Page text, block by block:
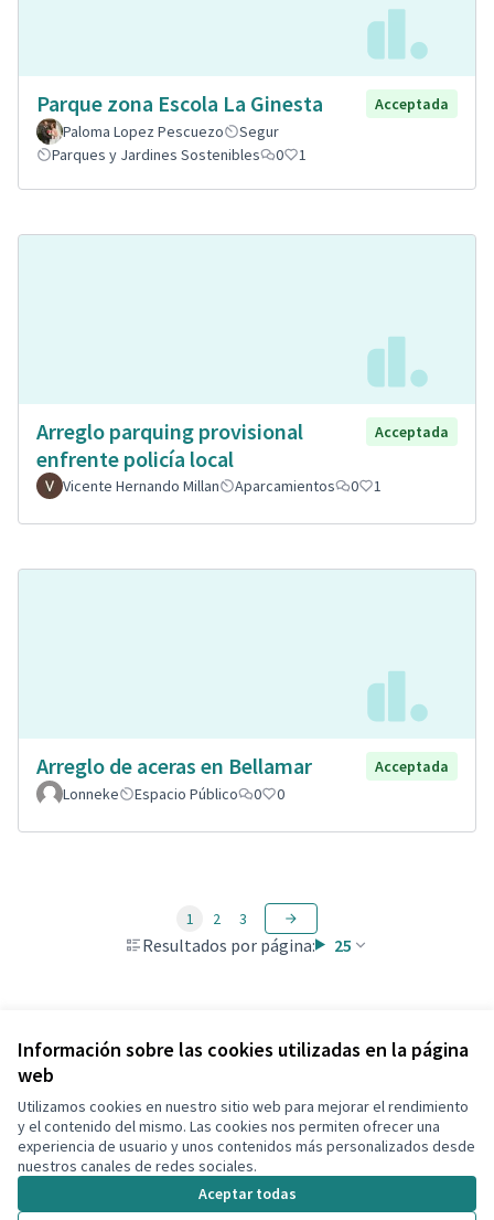
Información sobre las cookies utilizadas en la página
web
Utilizamos cookies en nuestro sitio web para mejorar el rendimiento
y el contenido del mismo. Las cookies nos permiten ofrecer una
experiencia de usuario y unos contenidos más personalizados desde
nuestros canales de redes sociales.
Aceptar todas
Parque zona Escola La Ginesta
Acceptada
Paloma Lopez Pescuezo
Segur
Parques y Jardines Sostenibles
0 1
Arreglo parquing provisional
enfrente policía local
Acceptada
Vicente Hernando Millan Aparcamientos 0 1
Arreglo de aceras en Bellamar
Acceptada
Lonneke
Espacio Público 0 0
Resultados por página: 25
1 2 3
Ver todas las propuestas retiradas
Términos y condiciones de uso
Configuración de cookies
Decidim Calafell en X
(Enlace externo)
Decidim Calafell en Facebook
Decidim Calafell en YouTube
Decidim Calafell en GitHub
(Enlace externo)